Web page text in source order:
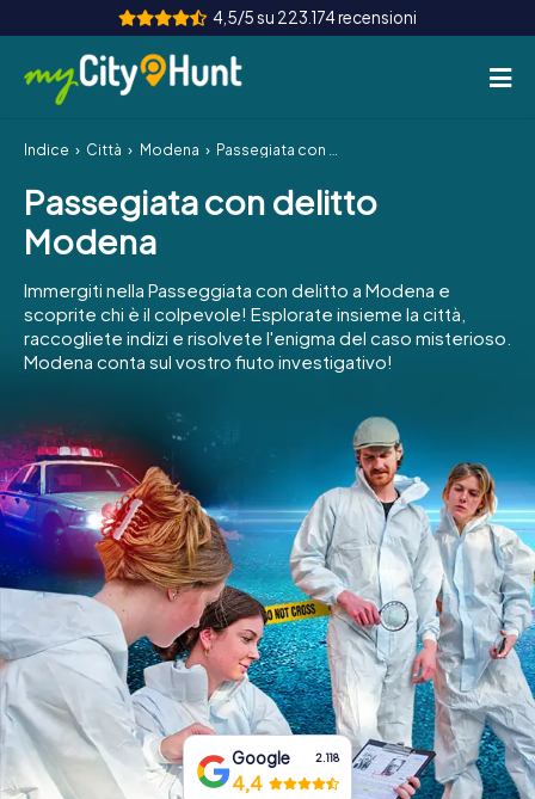
4,5/5 su 223.174 recensioni
Come funziona
Città
Team Building
INT AT
ES
IE
IT
NL
Prenota Biglietti
Acquista i Voucher
Indice Città Modena Passegiata con delitto Modena
Passegiata con delitto
Modena
Immergiti nella Passeggiata con delitto a Modena e
scoprite chi è il colpevole! Esplorate insieme la città,
raccogliete indizi e risolvete l'enigma del caso misterioso.
Modena conta sul vostro fiuto investigativo!
Google 2.118
4,4